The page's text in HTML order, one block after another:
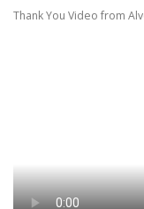
Thank You Video from